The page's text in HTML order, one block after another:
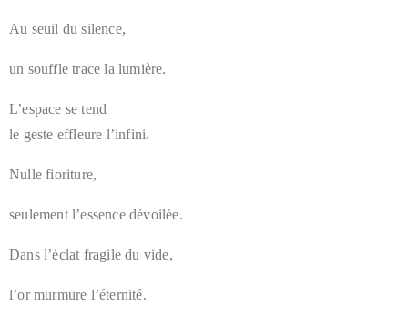
Au seuil du silence,
un souffle trace la lumière.
L’espace se tend
le geste effleure l’infini.
Nulle fioriture,
seulement l’essence dévoilée.
Dans l’éclat fragile du vide,
l’or murmure l’éternité.